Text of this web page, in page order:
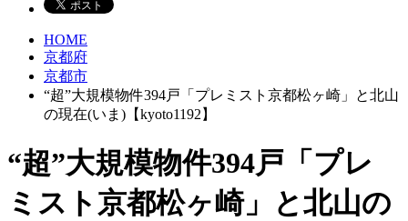
HOME
京都府
京都市
“超”大規模物件394戸「プレミスト京都松ヶ崎」と北山
の現在(いま)【kyoto1192】
“超”大規模物件394戸「プレ
ミスト京都松ヶ崎」と北山の